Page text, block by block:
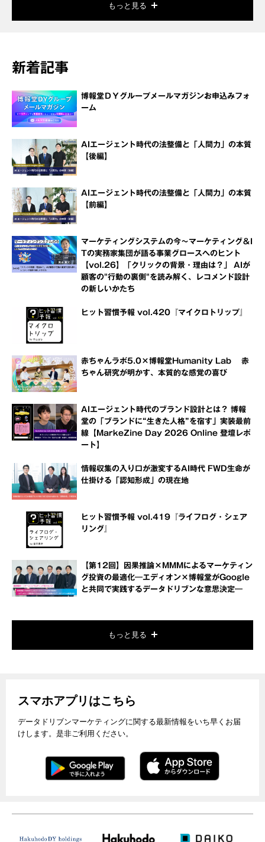
もっと見る
新着記事
博報堂ＤＹグループメールマガジンお申込みフォ
ーム
AIエージェント時代の法整備と「人間力」の本質
【後編】
AIエージェント時代の法整備と「人間力」の本質
【前編】
マーケティングシステムの今～マーケティング＆I
Tの実務家集団が語る事業グロースへのヒント
【vol.26】「クリックの背景・理由は？」 AIが
顧客の"行動の裏側"を読み解く、レコメンド設計
の新しいかたち
ヒット習慣予報 vol.420『マイクロトリップ』
赤ちゃんラボ5.0×博報堂Humanity Lab 赤
ちゃん研究が明かす、本質的な感覚の喜び
AIエージェント時代のブランド設計とは？ 博報
堂の「ブランドに“生きた人格”を宿す」実装最前
線【MarkeZine Day 2026 Online 登壇レポ
ート】
情報収集の入り口が激変するAI時代 FWD生命が
仕掛ける「認知形成」の現在地
ヒット習慣予報 vol.419『ライフログ・シェア
リング』
【第12回】因果推論×MMMによるマーケティン
グ投資の最適化―エディオン×博報堂がGoogle
と共同で実践するデータドリブンな意思決定―
もっと見る
スマホアプリはこちら
データドリブンマーケティングに関する最新情報をいち早くお届
けします。是非ご利用ください。